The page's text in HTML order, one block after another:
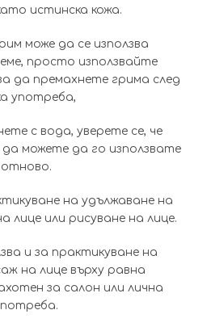
истинска кожа.
може да се използва
просто използвайте
да премахнете грима след
употреба,
с вода, уверете се, че
да можете да го използвате
отново.
на удължаване на
лице или рисуване на лице.
и за практикуване на
на лице върху равна
за салон или лична